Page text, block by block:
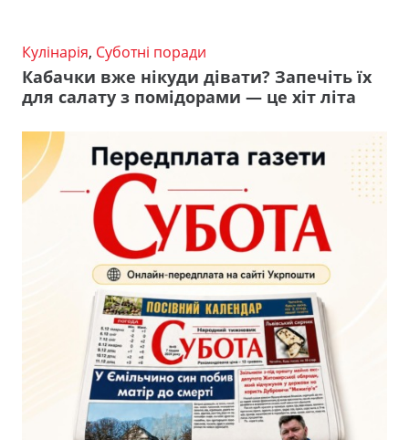
Кулінарія, Суботні поради
Кабачки вже нікуди дівати? Запечіть їх
для салату з помідорами — це хіт літа